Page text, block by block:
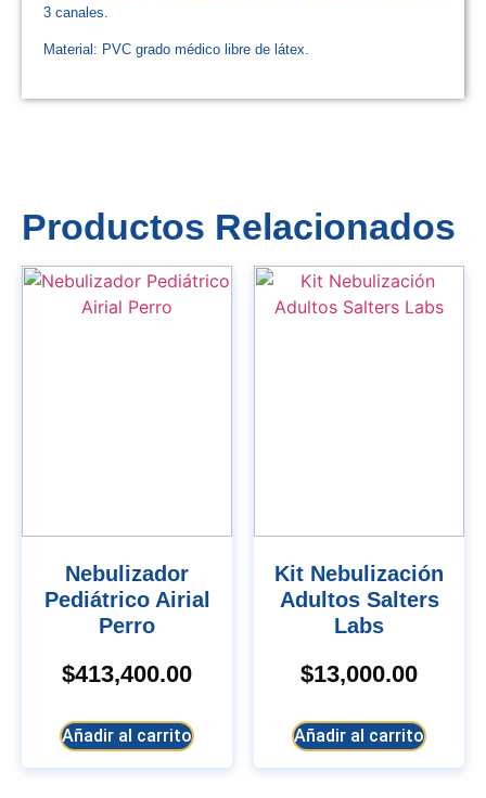
3 canales.
Material: PVC grado médico libre de látex.
Productos Relacionados
Nebulizador
Pediátrico Airial
Perro
$413,400.00
Añadir al carrito
Kit Nebulización
Adultos Salters
Labs
$13,000.00
Añadir al carrito